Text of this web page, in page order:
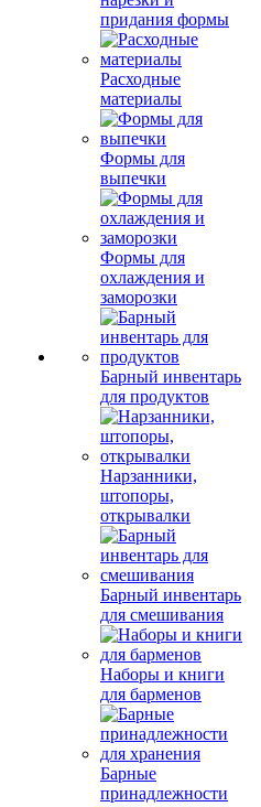
придания формы
Расходные
материалы
Формы для
выпечки
Формы для
охлаждения и
заморозки
Барный инвентарь
для продуктов
Нарзанники,
штопоры,
открывалки
Барный инвентарь
для смешивания
Наборы и книги
для барменов
Барные
принадлежности